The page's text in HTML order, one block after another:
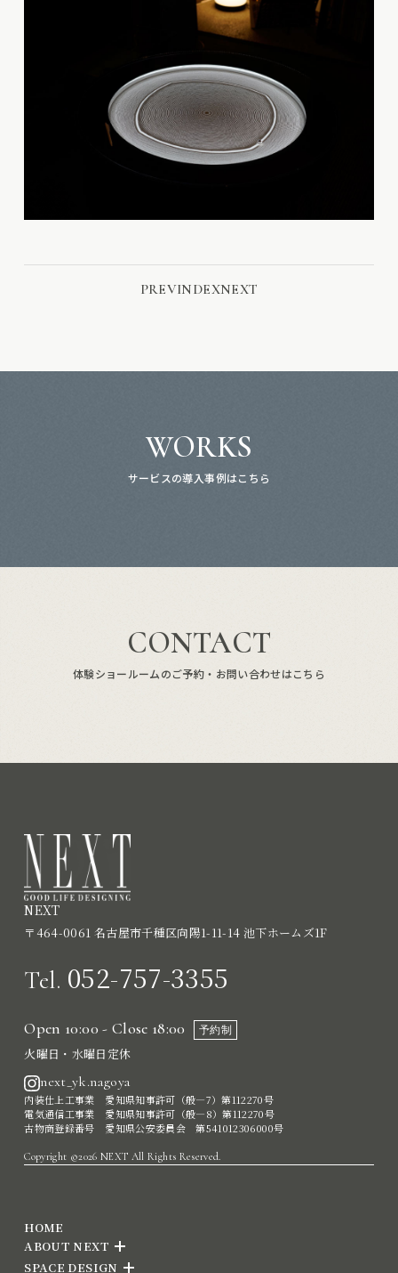
PREVINDEXNEXT
WORKS
サービスの導入事例はこちら
CONTACT
体験ショールームのご予約・お問い合わせはこちら
NEXT
〒464-0061 名古屋市千種区向陽1-11-14 池下ホームズ1F
Tel. 052-757-3355
Open 10:00 - Close 18:00 予約制
火曜日・水曜日定休
next_yk.nagoya
内装仕上工事業 愛知県知事許可（般―7）第112270号
電気通信工事業 愛知県知事許可（般―8）第112270号
古物商登録番号 愛知県公安委員会 第541012306000号
Copyright ©2026 NEXT All Rights Reserved.
HOME
ABOUT NEXT
SPACE DESIGN